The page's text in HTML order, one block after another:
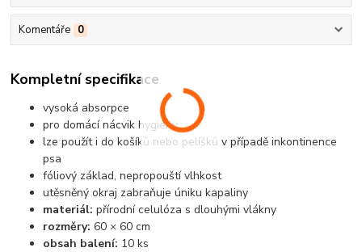
Komentáře 0
Kompletní specifikace
vysoká absorpce
pro domácí nácvik hygieny
lze použít i do košíků nebo pelíšků v případě inkontinence
psa
fóliový základ, nepropouští vlhkost
utěsněný okraj zabraňuje úniku kapaliny
materiál: přírodní celulóza s dlouhými vlákny
rozměry:60 × 60 cm
obsah balení: 10 ks